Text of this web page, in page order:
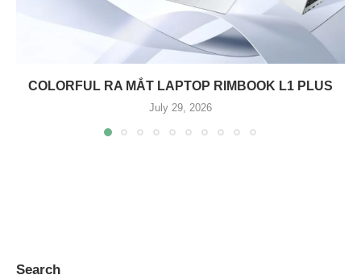
COLORFUL RA MẮT LAPTOP RIMBOOK L1 PLUS
July 29, 2026
Search